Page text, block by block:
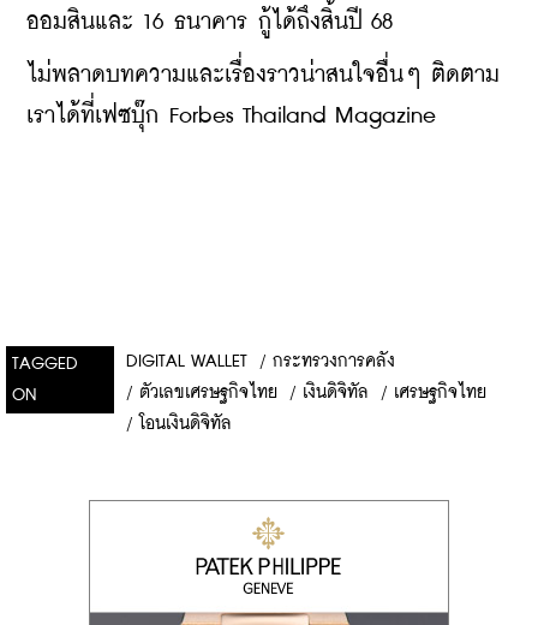
ออมสินและ 16 ธนาคาร กู้ได้ถึงสิ้นปี 68
ไม่พลาดบทความและเรื่องราวน่าสนใจอื่นๆ ติดตาม
เราได้ที่เฟซบุ๊ก Forbes Thailand Magazine
TAGGED
ON
DIGITAL WALLET / กระทรวงการคลัง
/ ตัวเลขเศรษฐกิจไทย / เงินดิจิทัล / เศรษฐกิจไทย
/ โอนเงินดิจิทัล